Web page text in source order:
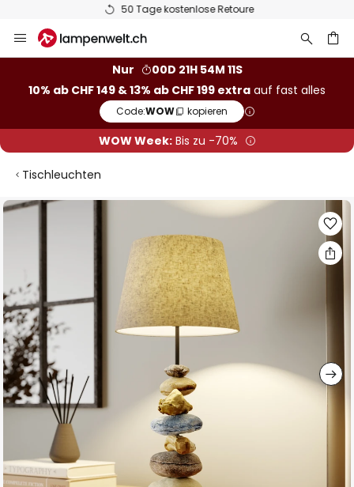
50 Tage kostenlose Retoure
Inhalt
Nur
00D 21H 54M 10S
10% ab CHF 149 & 13% ab CHF 199 extra auf fast alles
Code:WOW kopieren
WOW Week:Bis zu -70%
Tischleuchten
Zum
springen